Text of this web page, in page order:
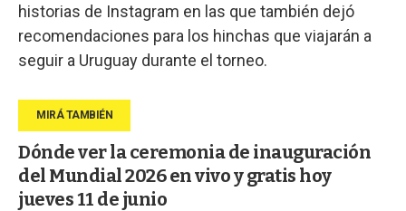
historias de Instagram en las que también dejó
recomendaciones para los hinchas que viajarán a
seguir a Uruguay durante el torneo.
Dónde ver la ceremonia de inauguración
del Mundial 2026 en vivo y gratis hoy
jueves 11 de junio